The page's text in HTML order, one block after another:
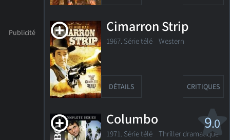
Cimarron Strip
1967. Série télé Western
DÉTAILS CRITIQUES
9.0
Columbo
1971. Série télé Thriller dramatique